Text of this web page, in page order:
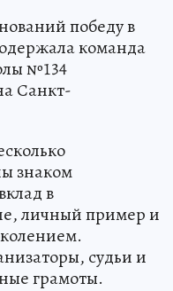
победу в
команда
№134
Санкт-
знаком
в
личный пример и
судьи и
грамоты.